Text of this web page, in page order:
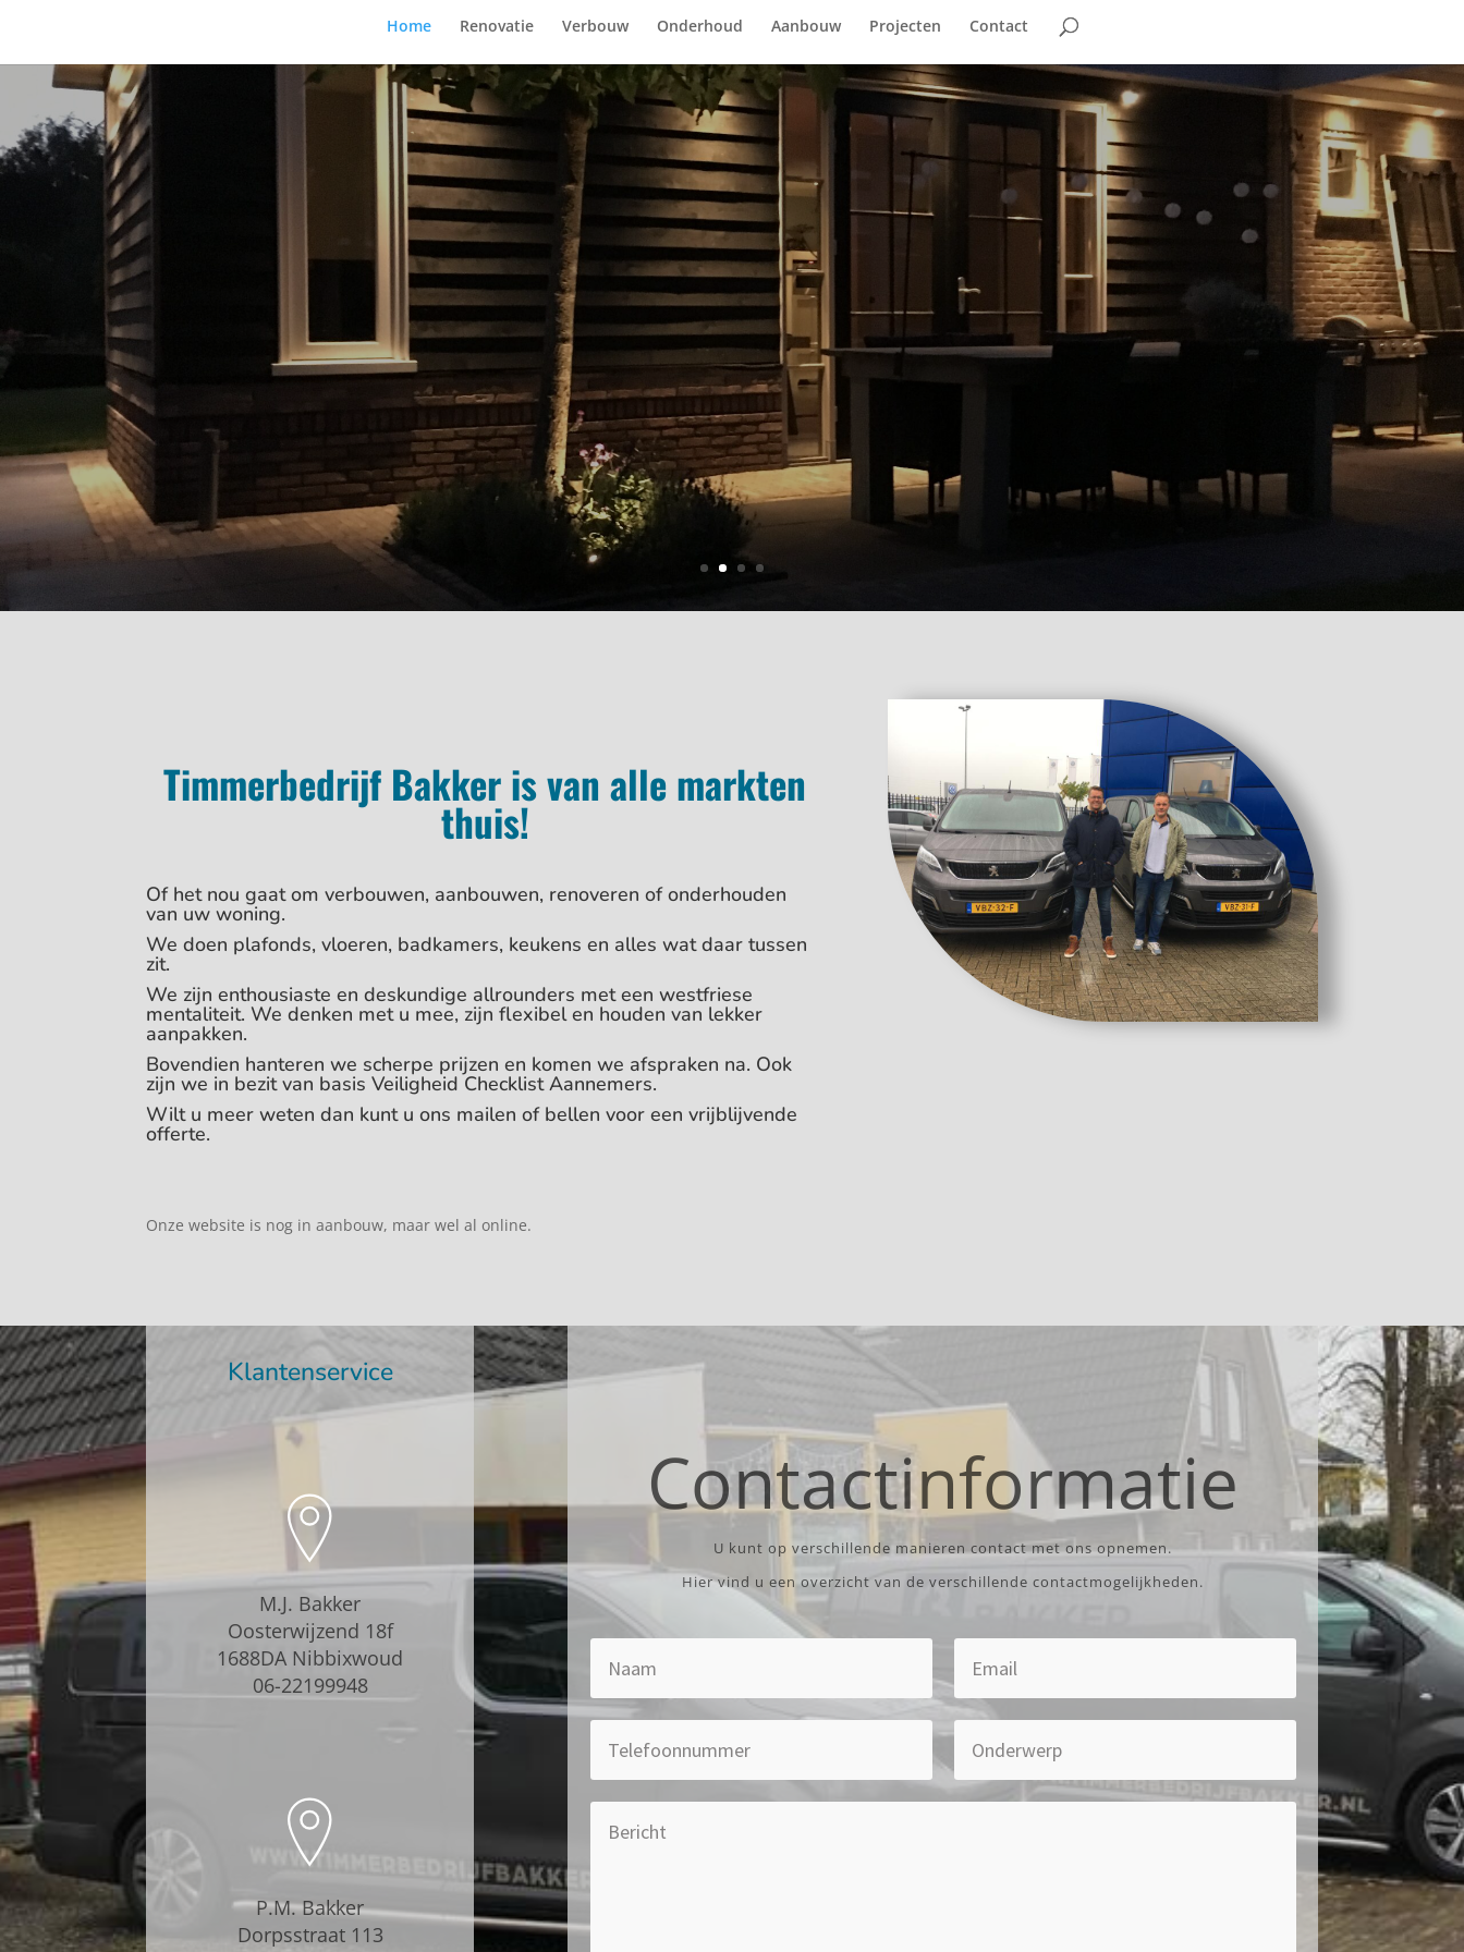
Home Renovatie Verbouw Onderhoud Aanbouw Projecten Contact
Uitbouw
Klik hier
Timmerbedrijf Bakker is van alle markten
thuis!
Of het nou gaat om verbouwen, aanbouwen, renoveren of onderhouden
van uw woning.
We doen plafonds, vloeren, badkamers, keukens en alles wat daar tussen
zit.
We zijn enthousiaste en deskundige allrounders met een westfriese
mentaliteit. We denken met u mee, zijn flexibel en houden van lekker
aanpakken.
Bovendien hanteren we scherpe prijzen en komen we afspraken na. Ook
zijn we in bezit van basis Veiligheid Checklist Aannemers.
Wilt u meer weten dan kunt u ons mailen of bellen voor een vrijblijvende
offerte.
Onze website is nog in aanbouw, maar wel al online.
Klantenservice
M.J. Bakker
Oosterwijzend 18f
1688DA Nibbixwoud
06-22199948
P.M. Bakker
Dorpsstraat 113
Contactinformatie
U kunt op verschillende manieren contact met ons opnemen.
Hier vind u een overzicht van de verschillende contactmogelijkheden.